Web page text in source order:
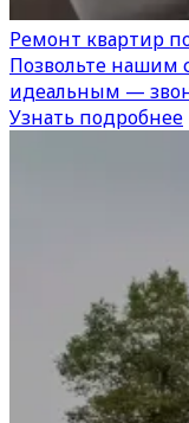
Ремонт квартир
Позвольте нашим
идеальным —
Узнать подробнее